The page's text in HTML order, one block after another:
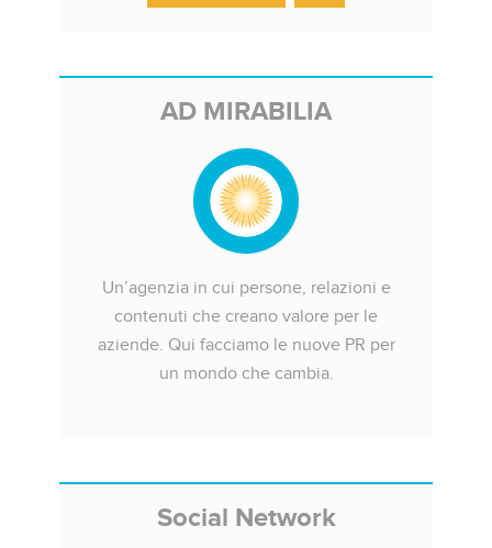
AD MIRABILIA
Un’agenzia in cui persone, relazioni e
contenuti che creano valore per le
aziende. Qui facciamo le nuove PR per
un mondo che cambia.
Social Network